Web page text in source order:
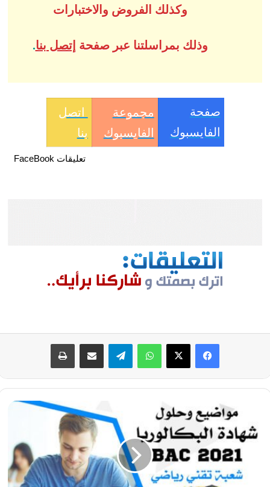
وكذلك الفروض والاختبارات
وذلك بمراسلتنا عبر صفحة إتصل بنا.
صفحة
الفايسبوك
مجموعة
الفايسبوك
اتصل
بنا
تعليقات FaceBook
فيسبوك
‫X واتسابتيلقراممشاركة عبر البريد طباعة
تصحيح
اللغة
الفرنسية
بكالوريا
2021